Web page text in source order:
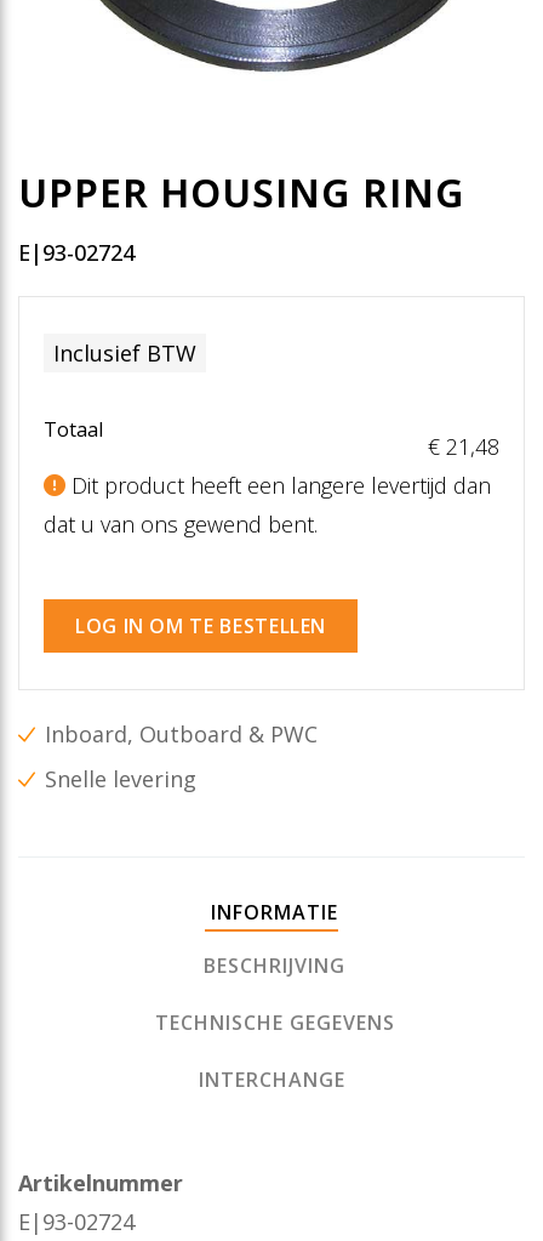
UPPER HOUSING RING
E|93-02724
Inclusief BTW
Totaal
€ 21 ,48
Dit product heeft een langere levertijd dan
dat u van ons gewend bent.
LOG IN OM TE BESTELLEN
Inboard, Outboard & PWC
Snelle levering
INFORMATIE
BESCHRIJVING
TECHNISCHE GEGEVENS
INTERCHANGE
Artikelnummer
E|93-02724